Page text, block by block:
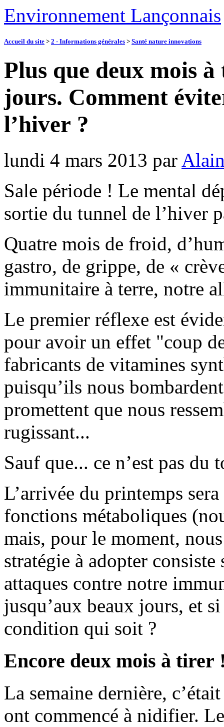
Environnement Lançonnais
Accueil du site > 2 - Informations générales > Santé nature innovations
Plus que deux mois
jours. Comment
l’hiver ?
lundi 4 mars 2013 par
Sale période ! Le mental
sortie du tunnel de l’hiver
Quatre mois de froid,
gastro, de grippe, de «
immunitaire à terre, notre
Le premier réflexe est
pour avoir un effet "coup
fabricants de vitamines
puisqu’ils nous
promettent que nous
rugissant...
Sauf que... ce n’est pas
L’arrivée du printemps
fonctions métaboliques
mais, pour le moment,
stratégie à adopter
attaques contre notre
jusqu’aux beaux jours, et
condition qui soit ?
Encore deux mois à tirer
La semaine dernière,
ont commencé à nidifier.